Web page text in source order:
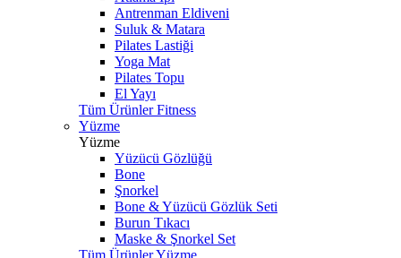
Antrenman Eldiveni
Suluk & Matara
Pilates Lastiği
Yoga Mat
Pilates Topu
El Yayı
Tüm Ürünler Fitness
Yüzme
Yüzme
Yüzücü Gözlüğü
Bone
Şnorkel
Bone & Yüzücü Gözlük Seti
Burun Tıkacı
Maske & Şnorkel Set
Tüm Ürünler Yüzme